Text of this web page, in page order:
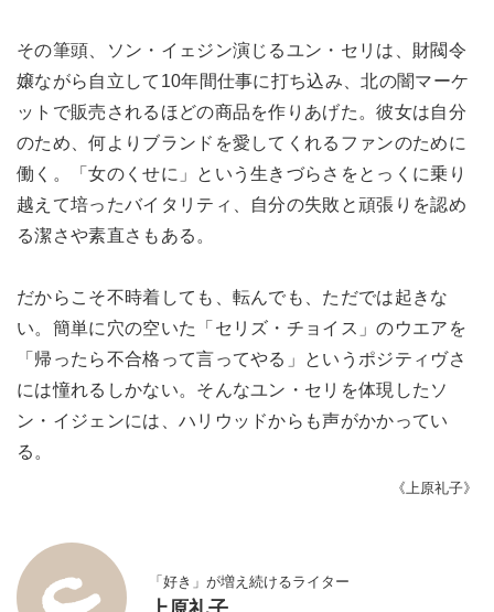
その筆頭、ソン・イェジン演じるユン・セリは、財閥令
嬢ながら自立して10年間仕事に打ち込み、北の闇マーケ
ットで販売されるほどの商品を作りあげた。彼女は自分
のため、何よりブランドを愛してくれるファンのために
働く。「女のくせに」という生きづらさをとっくに乗り
越えて培ったバイタリティ、自分の失敗と頑張りを認め
る潔さや素直さもある。
だからこそ不時着しても、転んでも、ただでは起きな
い。簡単に穴の空いた「セリズ・チョイス」のウエアを
「帰ったら不合格って言ってやる」というポジティヴさ
には憧れるしかない。そんなユン・セリを体現したソ
ン・イジェンには、ハリウッドからも声がかかってい
る。
《上原礼子》
「好き」が増え続けるライター